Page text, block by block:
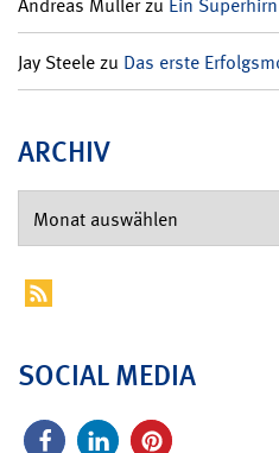
Andreas Müllerzu Ein
Jay Steelezu Das erste
ARCHIV
SOCIAL MEDIA